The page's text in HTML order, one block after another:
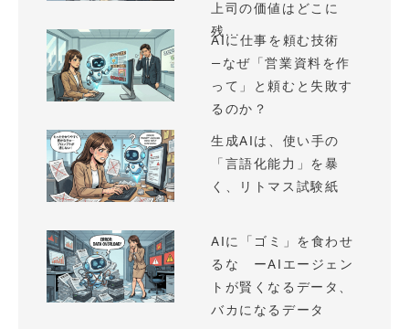
上司の価値はどこに
残...
AIに仕事を頼む技術
—なぜ「営業資料を作
って」と頼むと失敗す
るのか？
生成AIは、使い手の
「言語化能力」を暴
く、リトマス試験紙
AIに「ゴミ」を食わせ
るな ーAIエージェン
トが賢くなるデータ、
バカになるデータ